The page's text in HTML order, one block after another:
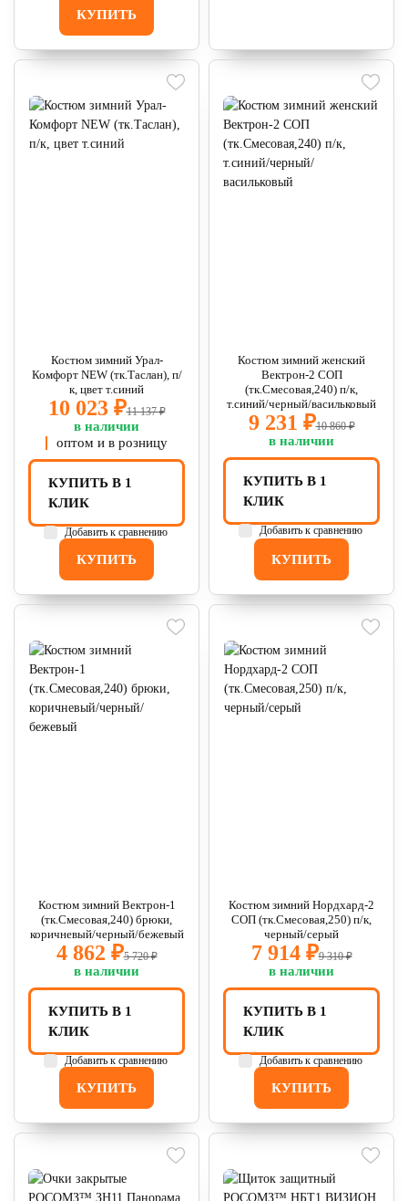
КУПИТЬ
Костюм зимний Урал-
Комфорт NEW (тк.Таслан), п/
к, цвет т.синий
10 023 ₽11 137 ₽
в наличии
оптом и в розницу
КУПИТЬ
КУПИТЬ В 1
КЛИК
Добавить к сравнению
Костюм зимний женский
Вектрон-2 СОП
(тк.Смесовая,240) п/к,
т.синий/черный/васильковый
9 231 ₽10 860 ₽
в наличии
КУПИТЬ
КУПИТЬ В 1
КЛИК
Добавить к сравнению
Костюм зимний Вектрон-1
(тк.Смесовая,240) брюки,
коричневый/черный/бежевый
4 862 ₽5 720 ₽
в наличии
КУПИТЬ
КУПИТЬ В 1
КЛИК
Добавить к сравнению
Костюм зимний Нордхард-2
СОП (тк.Смесовая,250) п/к,
черный/серый
7 914 ₽9 310 ₽
в наличии
КУПИТЬ
КУПИТЬ В 1
КЛИК
Добавить к сравнению